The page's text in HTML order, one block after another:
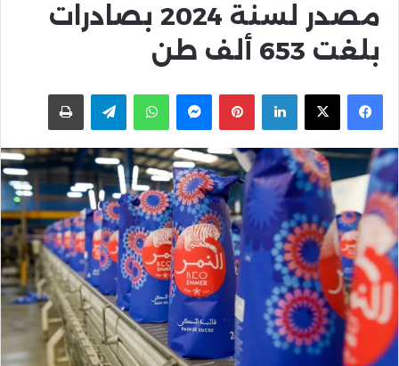
مصدر لسنة 2024 بصادرات
بلغت 653 ألف طن
Facebook
X
LinkedIn
Pinterest
Messenger
WhatsApp
Telegramاطبعها